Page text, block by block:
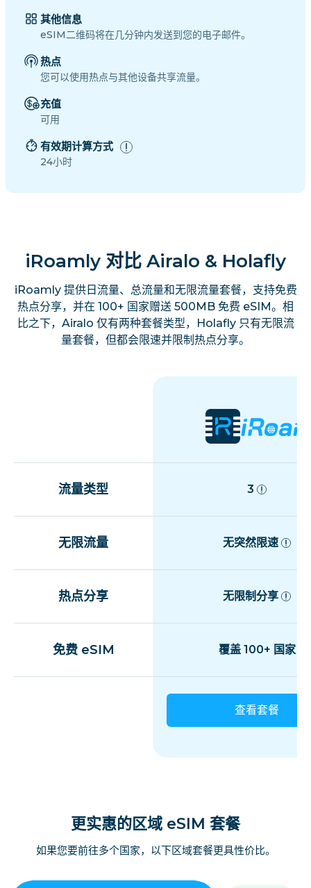
其他信息
eSIM二维码将在几分钟内发送到您的电子邮件。
热点
您可以使用热点与其他设备共享流量。
充值
可用
有效期计算方式
24小时
iRoamly 对比 Airalo & Holafly
iRoamly 提供日流量、总流量和无限流量套餐，支持免费
热点分享，并在 100+ 国家赠送 500MB 免费 eSIM。相
比之下，Airalo 仅有两种套餐类型，Holafly 只有无限流
量套餐，但都会限速并限制热点分享。
流量类型 3
无限流量 无突然限速
热点分享 无限制分享
免费 eSIM 覆盖 100+ 国家
查看套餐
更实惠的区域 eSIM 套餐
如果您要前往多个国家，以下区域套餐更具性价比。